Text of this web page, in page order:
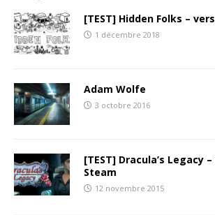
[TEST] Hidden Folks –
1 décembre 2018
Adam Wolfe
3 octobre 2016
[TEST] Dracula’s Legacy
Steam
12 novembre 2015